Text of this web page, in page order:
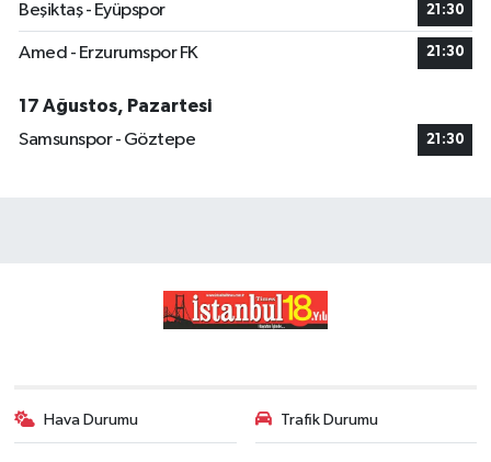
Beşiktaş - Eyüpspor 21:30
Amed - Erzurumspor FK 21:30
17 Ağustos, Pazartesi
Samsunspor - Göztepe
21:30
Hava Durumu Trafik Durumu